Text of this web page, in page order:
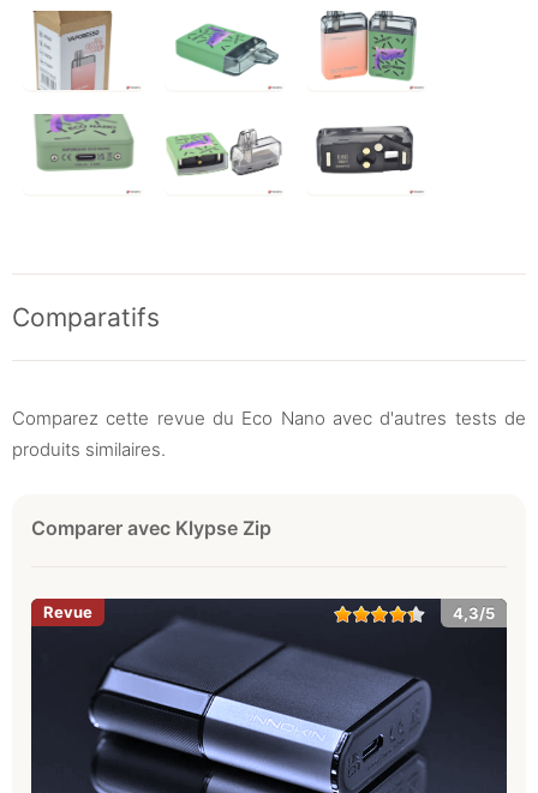
Comparatifs
Comparez cette revue du Eco Nano avec d'autres tests de
produits similaires.
Comparer avec Klypse Zip
4,3/5